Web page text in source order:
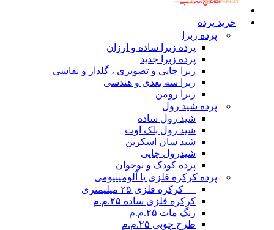
خرید پرده
پرده زبرا
پرده زبرا ساده و ارزان
پرده زبرا جدید
زبرا چاپی و تصویری ، گلدار و نقاشی
زبرا سه بعدی و هندسی
زبرا رومن
پرده شید رول
شید رول ساده
شید رول بلک اوت
شید سان اسکرین
شیدرول چاپی
پرده کودک و نوجوان
پرده کرکره فلزی یا آلومینیومی
__ کرکره فلزی ۲۵ میلیمتری
کرکره فلزی ساده ۲۵.م.م
رنگ مات ۲۵.م.م
طرح چوبی ۲۵.م.م